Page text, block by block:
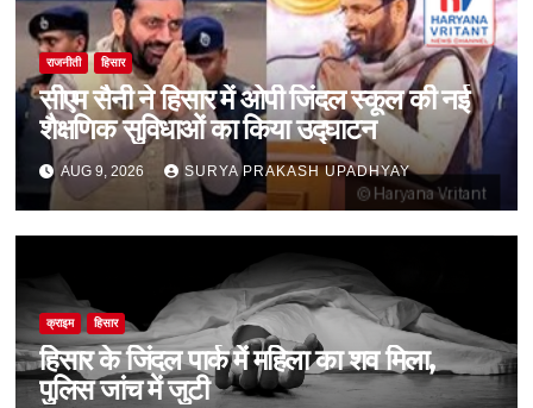
राजनीती हिसार
सीएम सैनी ने हिसार में ओपी जिंदल स्कूल की नई
शैक्षणिक सुविधाओं का किया उद्घाटन
AUG 9, 2026 SURYA PRAKASH UPADHYAY
क्राइम हिसार
हिसार के जिंदल पार्क में महिला का शव मिला,
पुलिस जांच में जुटी